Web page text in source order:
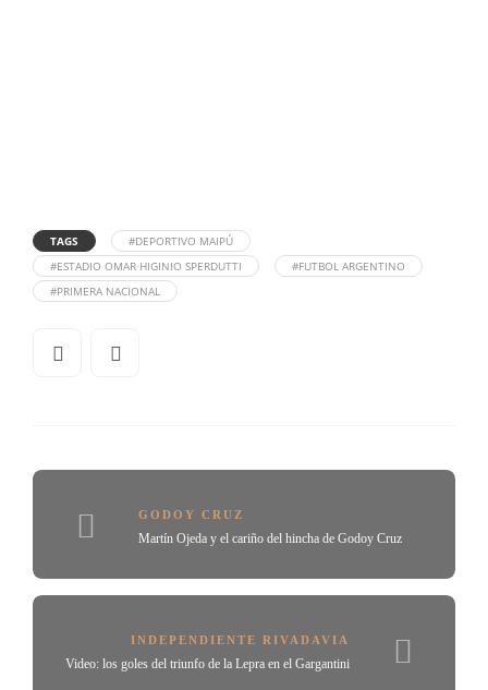
TAGS
#DEPORTIVO MAIPÚ
#ESTADIO OMAR HIGINIO SPERDUTTI
#FUTBOL ARGENTINO
#PRIMERA NACIONAL
GODOY CRUZ
Martín Ojeda y el cariño del hincha de Godoy Cruz
INDEPENDIENTE RIVADAVIA
Video: los goles del triunfo de la Lepra en el Gargantini